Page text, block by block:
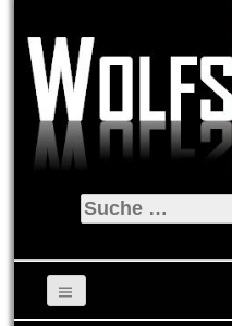
Suche
nach: